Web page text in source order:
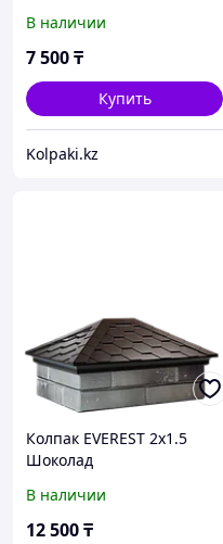
В наличии
7 500₸
Купить
Kolpaki.kz
Колпак EVEREST 2x1.5
Шоколад
В наличии
12 500₸